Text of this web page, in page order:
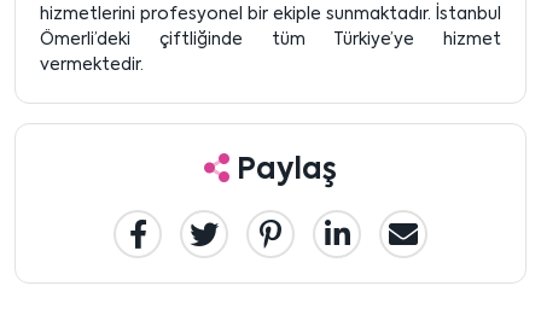
hizmetlerini profesyonel bir ekiple sunmaktadır. İstanbul
Ömerli’deki çiftliğinde tüm Türkiye’ye hizmet
vermektedir.
Paylaş